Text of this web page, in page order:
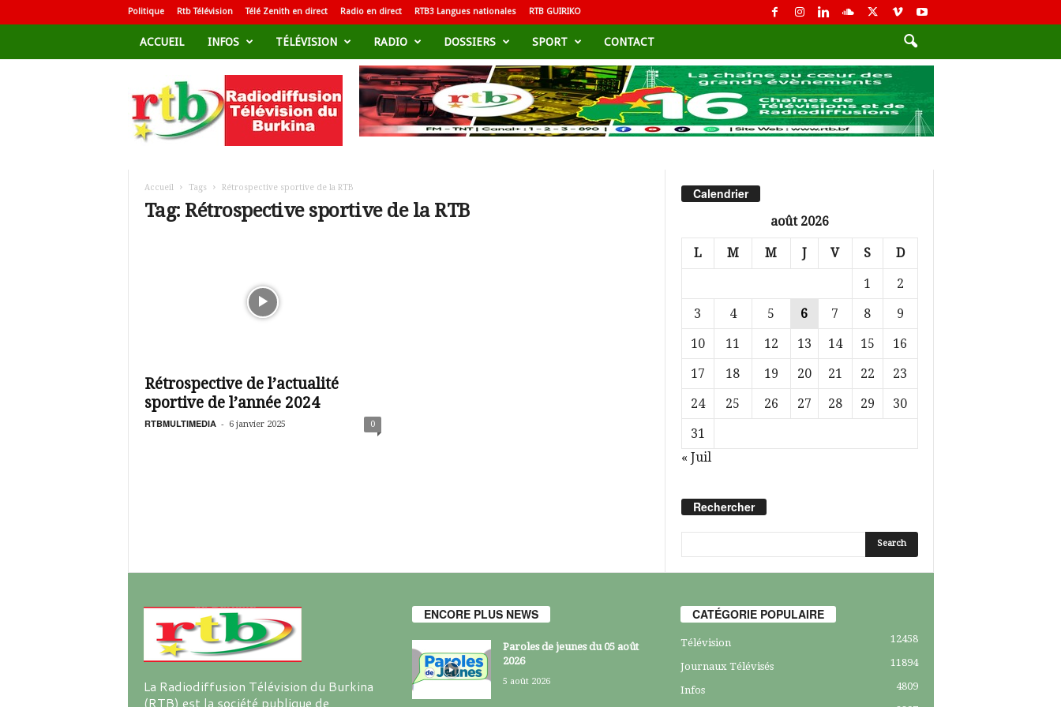
Politique Rtb Télévision Télé Zenith en direct Radio en direct RTB3 Langues nationales RTB GUIRIKO
ACCUEIL INFOS TÉLÉVISION RADIO DOSSIERS SPORT CONTACT
d
i
i
Accueil Tags Rétrospective sportive de la RTB
Tag: Rétrospective sportive de la RTB
Rétrospective de l’actualité
sportive de l’année 2024
RTBMULTIMEDIA - 6 janvier 2025 0
Calendrier
août 2026
L M M J V S D
1
2
3
4 5 6 7 8
9
10
11 12 13 14 15
16
17
18 19 20 21 22
23
24
25 26 27 28 29
30
31
« Juil
Rechercher
La Radiodiffusion Télévision du Burkina
(RTB) est la société publique de
ENCORE PLUS NEWS
Paroles de jeunes du 05 août
2026
5 août 2026
CATÉGORIE POPULAIRE
Télévision 12458
Journaux Télévisés 11894
Infos
4809